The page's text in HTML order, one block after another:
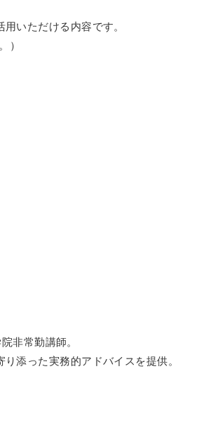
いただける内容です。
）
非常勤講師。
添った実務的アドバイスを提供。